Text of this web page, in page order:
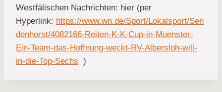
Westfälischen Nachrichten: hier (per
Hyperlink: https://www.wn.de/Sport/Lokalsport/Sen
denhorst/4082166-Reiten-K-K-Cup-in-Muenster-
Ein-Team-das-Hoffnung-weckt-RV-Albersloh-will-
in-die-Top-Sechs )